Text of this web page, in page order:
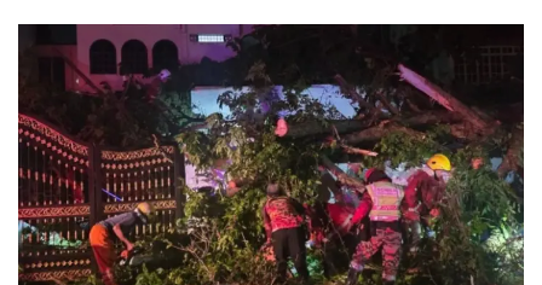
n
d
e
m
a
i
l